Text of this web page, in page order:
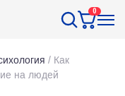
0
/ Как
на людей